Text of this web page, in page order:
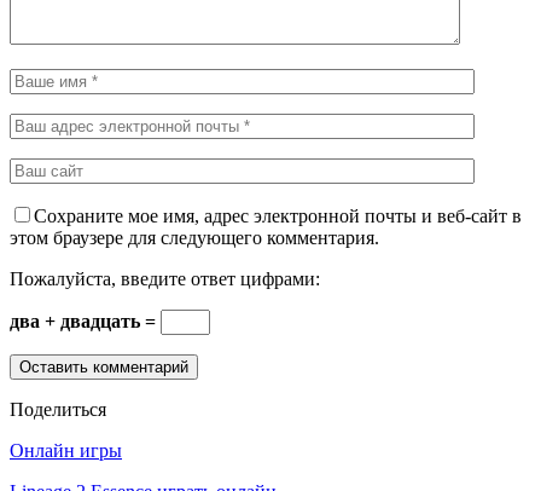
Сохраните мое имя, адрес электронной почты и веб-сайт в
этом браузере для следующего комментария.
Пожалуйста, введите ответ цифрами:
два + двадцать =
Поделиться
Онлайн игры